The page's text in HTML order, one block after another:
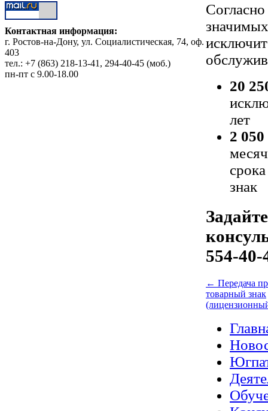
Контактная информация:
г. Ростов-на-Дону, ул. Социалистическая, 74, оф.
403
тел.: +7 (863) 218-13-41, 294-40-45 (моб.)
пн-пт с 9.00-18.00
20
лет
2
знак
554-40-
← Передача
товарный знак